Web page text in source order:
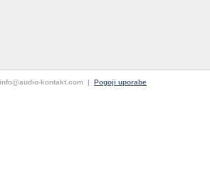
kontakt.com | Pogoji uporabe